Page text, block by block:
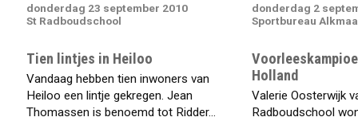
donderdag 23 september 2010
St Radboudschool
donderdag 2
Sportbureau
Tien lintjes in Heiloo
Vandaag hebben tien inwoners van
Heiloo een lintje gekregen. Jean
Thomassen is benoemd tot Ridder...
Holland
Valerie Oosterwijk
Radboudschool